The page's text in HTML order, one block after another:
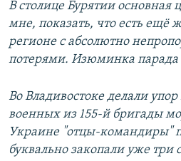
В столице Бурятии основная
мне, показать, что есть ещё
регионе с абсолютно
потерями. Изюминка парада
Во Владивостоке делали
военных из 155-й бригады
Украине "отцы-командиры"
буквально закопали уже три